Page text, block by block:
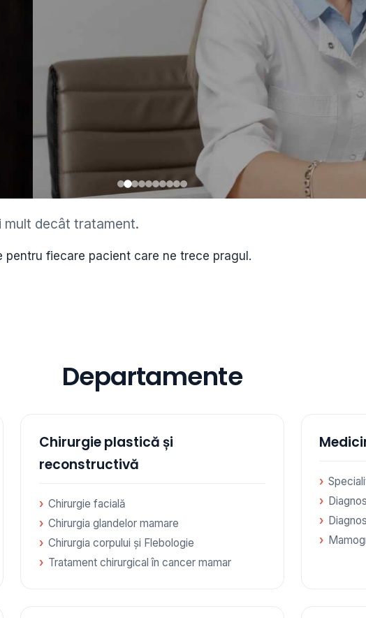
•
•
mult decât tratament.
pentru fiecare pacient care ne trece pragul.
Departamente
Chirurgie plastică și
reconstructivă
Chirurgie facială
Chirurgia glandelor mamare
Chirurgia corpului și Flebologie
Tratament chirurgical în cancer mamar